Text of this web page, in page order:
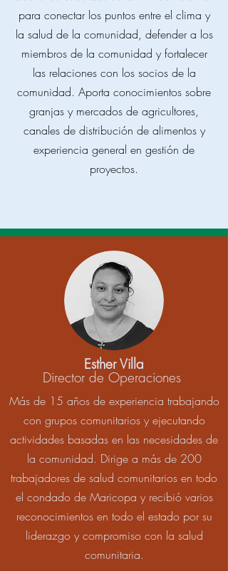
para conectar los puntos entre el clima y
la salud de la comunidad, defender a los
miembros de la comunidad y fortalecer
las relaciones con los socios de la
comunidad. Aporta conocimientos sobre
granjas y mercados de agricultores,
canales de distribución de alimentos y
experiencia general en gestión de
proyectos.
Esther Villa
Director de Operaciones
Más de 15 años de experiencia trabajando
con grupos comunitarios y ejecutando
actividades basadas en las necesidades de
la comunidad. Dirige a más de 200
trabajadores de salud comunitarios en todo
el condado de Maricopa y recibió varios
reconocimientos en todo el estado por su
liderazgo y compromiso con la salud
comunitaria.